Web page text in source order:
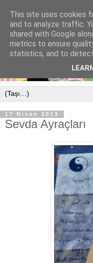
17 Nisan 2013
Sevda Ayraçları
This site uses cookies
and to analyze traffic.
shared with Google
metrics to ensure
statistics, and to detect